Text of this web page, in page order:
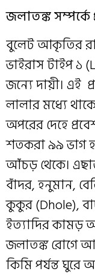
জলাতঙ্ক
বুলেট আকৃতির
ভাইরাস টাইপ ১
জন্যে দায়ী। এই
লালার মধ্যে
অপরের দেহে
শতকরা ৯৯ ভাগ
আঁচড় থেকে।
বাঁদর, হনুমান,
কুকুর (Dhole),
ইত্যাদির কামড়
জলাতঙ্ক রোগে
কিমি পর্যন্ত ঘুরে